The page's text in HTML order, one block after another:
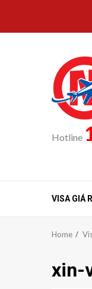
content
Hotline
VISA GIÁ
Home
xin-